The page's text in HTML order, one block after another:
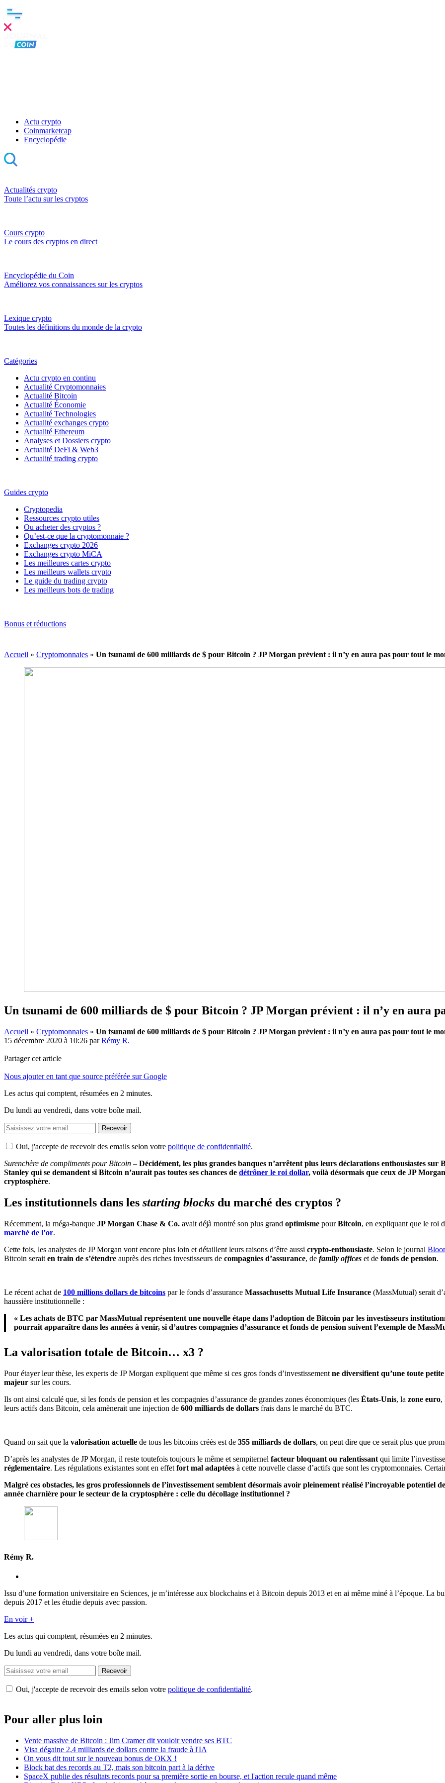
Actu crypto
Coinmarketcap
Encyclopédie
Actualités crypto
Toute l’actu sur les cryptos
Cours crypto
Le cours des cryptos en direct
Encyclopédie du Coin
Améliorez vos connaissances sur les cryptos
Lexique crypto
Toutes les définitions du monde de la crypto
Catégories
Actu crypto en continu
Actualité Cryptomonnaies
Actualité Bitcoin
Actualité Économie
Actualité Technologies
Actualité exchanges crypto
Actualité Ethereum
Analyses et Dossiers crypto
Actualité DeFi & Web3
Actualité trading crypto
Guides crypto
Cryptopedia
Ressources crypto utiles
Ou acheter des cryptos ?
Qu’est-ce que la cryptomonnaie ?
Exchanges crypto 2026
Exchanges crypto MiCA
Les meilleures cartes crypto
Les meilleurs wallets crypto
Le guide du trading crypto
Les meilleurs bots de trading
Bonus et réductions
Accueil » Cryptomonnaies » Un tsunami de 600 milliards de $ pour Bitcoin ? JP Morgan prévient : il n’y en aura pas pour tout le
Un tsunami de 600 milliards de $ pour Bitcoin ? JP Morgan prévient : il n’y en aura
Accueil » Cryptomonnaies » Un tsunami de 600 milliards de $ pour Bitcoin ? JP Morgan prévient : il n’y en aura pas pour tout le
15 décembre 2020 à 10:26 parRémy R.
Partager cet article
Nous ajouter en tant que source préférée sur Google
Les actus qui comptent, résumées en 2 minutes.
Du lundi au vendredi, dans votre boîte mail.
Recevoir
Oui, j'accepte de recevoir des emails selon votre politique de confidentialité.
Surenchère de compliments pour Bitcoin – Décidément, les plus grandes banques n’arrêtent plus leurs déclarations enthousiastes
Stanley qui se demandent si Bitcoin n’aurait pas toutes ses chances de détrôner le roi dollar, voilà désormais que ceux de JP
cryptosphère.
Les institutionnels dans les starting blocks du marché des cryptos ?
Récemment, la méga-banque JP Morgan Chase & Co. avait déjà montré son plus grand optimisme pourBitcoin, en expliquant que le roi
marché de l’or.
Cette fois, les analystes de JP Morgan vont encore plus loin et détaillent leurs raisons d’être aussi crypto-enthousiaste. Selon le journal
Bitcoin serait en train de s’étendre auprès des riches investisseurs de compagnies d’assurance, de family offices et de fonds de pension.
Le récent achat de 100 millions dollars de bitcoins par le fonds d’assurance Massachusetts Mutual Life Insurance (MassMutual) serait
haussière institutionnelle :
« Les achats de BTC par MassMutual représentent une nouvelle étape dans l’adoption de Bitcoin par les investisseurs
pourrait apparaître dans les années à venir, si d’autres compagnies d’assurance et fonds de pension suivent l’exemple de
La valorisation totale de Bitcoin… x3 ?
Pour étayer leur thèse, les experts de JP Morgan expliquent que même si ces gros fonds d’investissement ne diversifient qu’une toute
majeur sur les cours.
Ils ont ainsi calculé que, si les fonds de pension et les compagnies d’assurance de grandes zones économiques (les États-Unis, la zone euro,
leurs actifs dans Bitcoin, cela amènerait une injection de 600 milliards de dollars frais dans le marché du BTC.
Quand on sait que la valorisation actuelle de tous les bitcoins créés est de 355 milliards de dollars, on peut dire que ce serait plus que
D’après les analystes de JP Morgan, il reste toutefois toujours le même et sempiternel facteur bloquant ou ralentissant qui limite
réglementaire. Les régulations existantes sont en effet fort mal adaptées à cette nouvelle classe d’actifs que sont les cryptomonnaies.
Malgré ces obstacles, les gros professionnels de l’investissement semblent désormais avoir pleinement réalisé l’incroyable potentiel
année charnière pour le secteur de la cryptosphère : celle du décollage institutionnel ?
Rémy R.
Issu d’une formation universitaire en Sciences, je m’intéresse aux blockchains et à Bitcoin depuis 2013 et en ai même miné à l’époque. La
depuis 2017 et les étudie depuis avec passion.
En voir +
Les actus qui comptent, résumées en 2 minutes.
Du lundi au vendredi, dans votre boîte mail.
Recevoir
Oui, j'accepte de recevoir des emails selon votre politique de confidentialité.
Pour aller plus loin
Vente massive de Bitcoin : Jim Cramer dit vouloir vendre ses BTC
Visa dégaine 2,4 milliards de dollars contre la fraude à l'IA
On vous dit tout sur le nouveau bonus de OKX !
Block bat des records au T2, mais son bitcoin part à la dérive
SpaceX publie des résultats records pour sa première sortie en bourse, et l'action recule quand même